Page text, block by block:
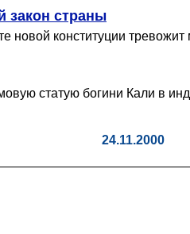
закон страны
новой конституции тревожит
статую богини Кали в
24.11.2000